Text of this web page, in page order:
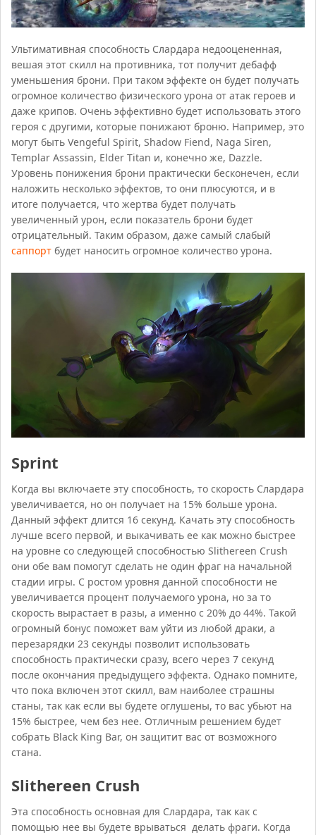
Ультимативная способность Слардара недооцененная,
вешая этот скилл на противника, тот получит дебафф
уменьшения брони. При таком эффекте он будет получать
огромное количество физического урона от атак героев и
даже крипов. Очень эффективно будет использовать этого
героя с другими, которые понижают броню. Например, это
могут быть Vengeful Spirit, Shadow Fiend, Naga Siren,
Templar Assassin, Elder Titan и, конечно же, Dazzle.
Уровень понижения брони практически бесконечен, если
наложить несколько эффектов, то они плюсуются, и в
итоге получается, что жертва будет получать
увеличенный урон, если показатель брони будет
отрицательный. Таким образом, даже самый слабый
саппорт будет наносить огромное количество урона.
Sprint
Когда вы включаете эту способность, то скорость Слардара
увеличивается, но он получает на 15% больше урона.
Данный эффект длится 16 секунд. Качать эту способность
лучше всего первой, и выкачивать ее как можно быстрее
на уровне со следующей способностью Slithereen Crush
они обе вам помогут сделать не один фраг на начальной
стадии игры. С ростом уровня данной способности не
увеличивается процент получаемого урона, но за то
скорость вырастает в разы, а именно с 20% до 44%. Такой
огромный бонус поможет вам уйти из любой драки, а
перезарядки 23 секунды позволит использовать
способность практически сразу, всего через 7 секунд
после окончания предыдущего эффекта. Однако помните,
что пока включен этот скилл, вам наиболее страшны
станы, так как если вы будете оглушены, то вас убьют на
15% быстрее, чем без нее. Отличным решением будет
собрать Black King Bar, он защитит вас от возможного
стана.
Slithereen Crush
Эта способность основная для Слардара, так как с
помощью нее вы будете врываться делать фраги. Когда